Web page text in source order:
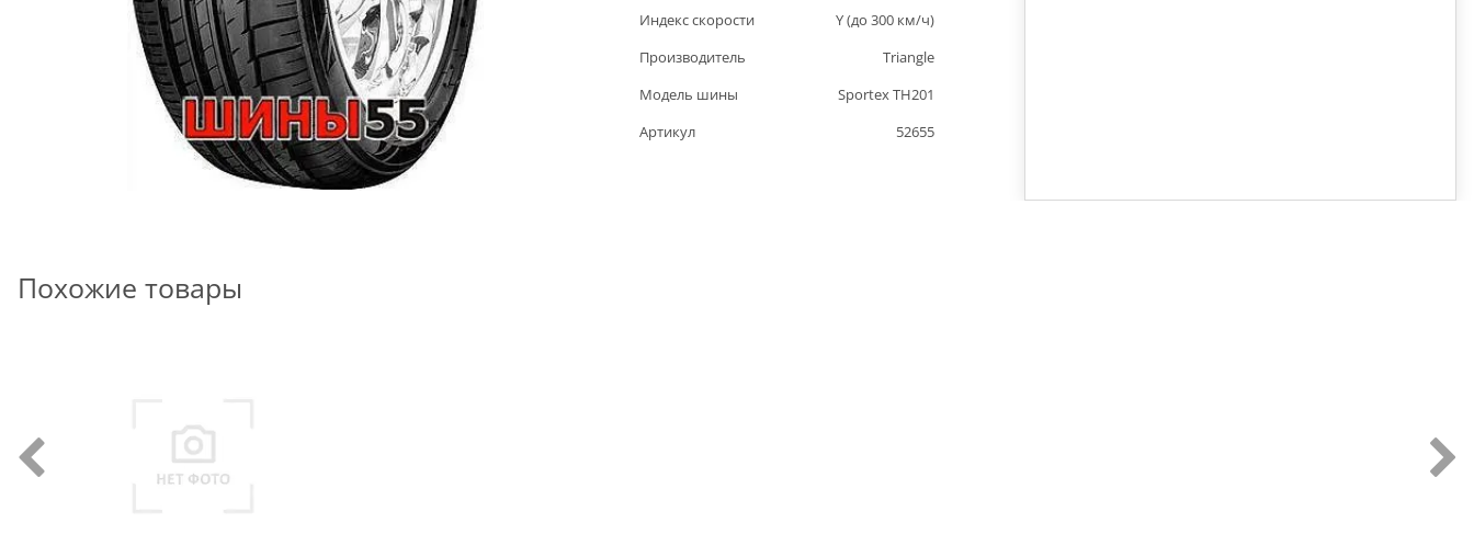
Индекс скорости
Y(до300 км/ч)
Производитель
Triangle
Модель шины
Sportex TH201
Артикул
52655
Похожие товары